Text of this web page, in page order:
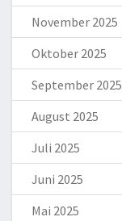
November 2025
Oktober 2025
September 2025
August 2025
Juli 2025
Juni 2025
Mai 2025